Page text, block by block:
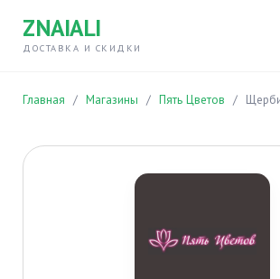
ZNAIALI
ДОСТАВКА И СКИДКИ
Главная / Магазины / Пять Цветов /